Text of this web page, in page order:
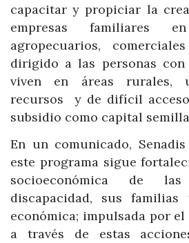
capacitar y propiciar la
empresas familiares
agropecuarios,
dirigido a las personas con
viven en áreas rurales,
recursos y de difícil
subsidio como capital
En un comunicado,
este programa sigue
socioeconómica de
discapacidad, sus
económica; impulsada por
a través de estas